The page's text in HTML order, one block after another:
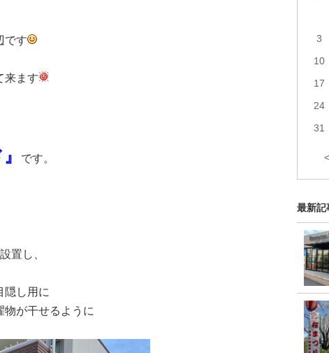
です
来ます
です。
置し、
隠し用に
物が干せるように
3
10
17
24
31
最新記